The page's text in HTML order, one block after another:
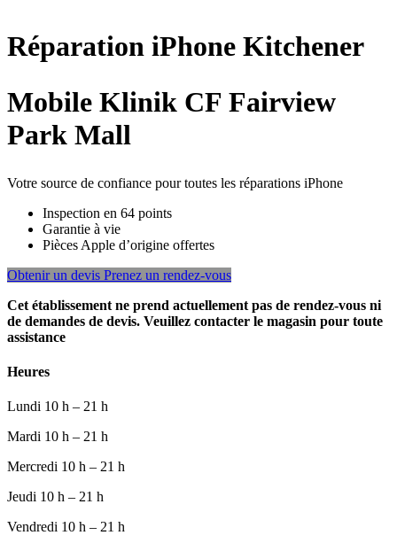
Réparation iPhone Kitchener
Mobile Klinik CF Fairview
Park Mall
Votre source de confiance pour toutes les réparations iPhone
Inspection en 64 points
Garantie à vie
Pièces Apple d’origine offertes
Obtenir un devis Prenez un rendez-vous
Cet établissement ne prend actuellement pas de rendez-vous ni
de demandes de devis. Veuillez contacter le magasin pour toute
assistance
Heures
Lundi 10 h – 21 h
Mardi 10 h – 21 h
Mercredi 10 h – 21 h
Jeudi 10 h – 21 h
Vendredi 10 h – 21 h